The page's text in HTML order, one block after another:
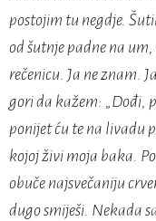
postojim tu negdje.
od šutnje padne na
rečenicu. Ja ne znam.
gori da kažem: „Dođi,
ponijet ću te na livadu
kojoj živi moja baka.
obuče najsvečaniju
dugo smiješi. Nekada